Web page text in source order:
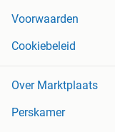
Voorwaarden
Cookiebeleid
Over Marktplaats
Perskamer